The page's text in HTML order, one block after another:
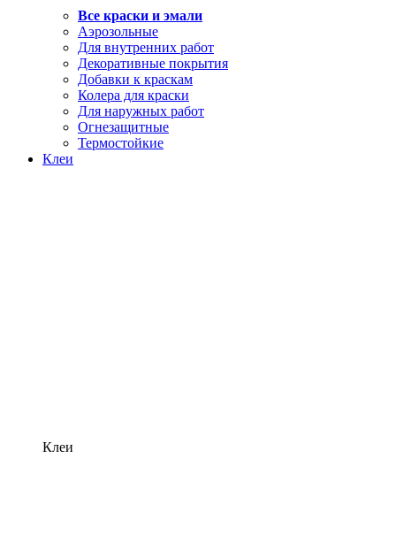
Все краски и эмали
Аэрозольные
Для внутренних работ
Декоративные покрытия
Добавки к краскам
Колера для краски
Для наружных работ
Огнезащитные
Термостойкие
Клеи
Клеи